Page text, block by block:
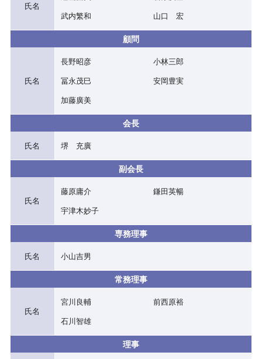
氏名
武内繁和
山口 宏
顧問
氏名
長野昭彦
小林三郎
冨永茂巳
安岡豊実
加藤廣美
会長
氏名 堺 充廣
副会長
氏名
藤原庸介
鎌田英暢
宇津木妙子
専務理事
氏名 小山吉男
常務理事
氏名
宮川良輔
前西原裕
石川智雄
理事